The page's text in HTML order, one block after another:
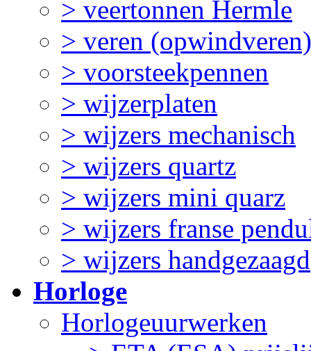
> veertonnen Hermle
> veren (opwindveren)
> voorsteekpennen
> wijzerplaten
> wijzers mechanisch
> wijzers quartz
> wijzers mini quarz
> wijzers franse
> wijzers handgezaagd
Horloge
Horlogeuurwerken